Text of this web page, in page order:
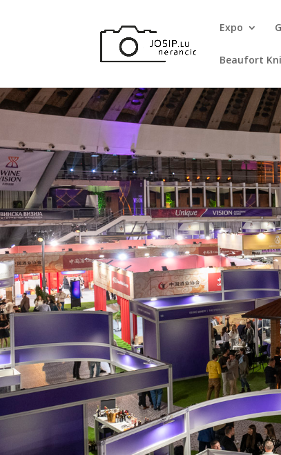
Expo
Beaufort